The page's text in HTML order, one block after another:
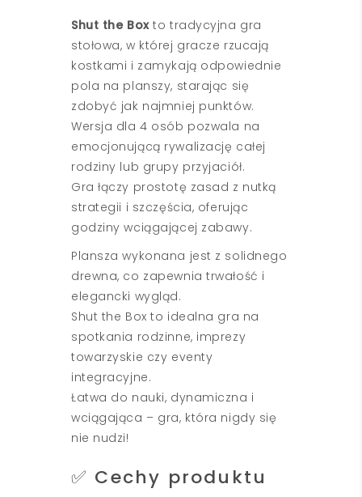
Shut the Boxto tradycyjna gra
stołowa, w której gracze rzucają
kostkami i zamykają odpowiednie
pola na planszy, starając się
zdobyć jak najmniej punktów.
Wersja dla 4 osób pozwala na
emocjonującą rywalizację całej
rodziny lub grupy przyjaciół.
Gra łączy prostotę zasad z nutką
strategii i szczęścia, oferując
godziny wciągającej zabawy.
Plansza wykonana jest z solidnego
drewna, co zapewnia trwałość i
elegancki wygląd.
Shut the Box to idealna gra na
spotkania rodzinne, imprezy
towarzyskie czy eventy
integracyjne.
Łatwa do nauki, dynamiczna i
wciągająca – gra, która nigdy się
nie nudzi!
✅ Cechy produktu